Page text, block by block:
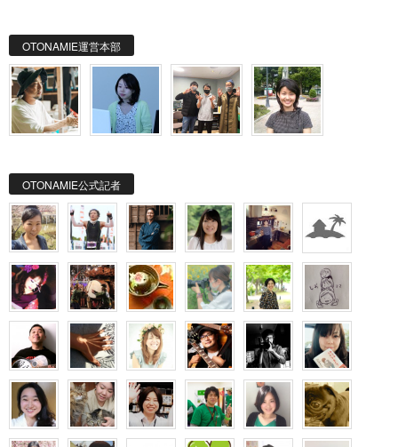
OTONAMIE運営本部
OTONAMIE公式記者